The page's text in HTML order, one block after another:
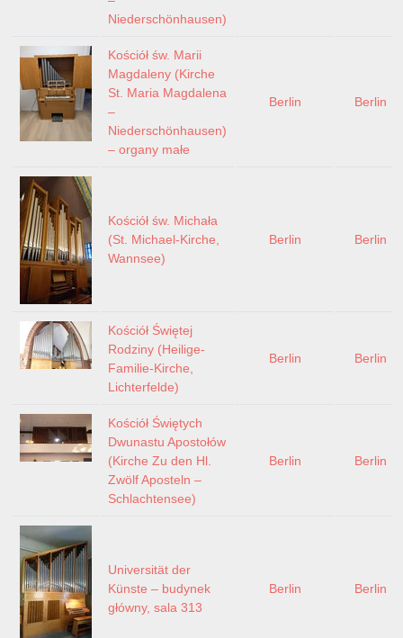
Niederschönhausen)
Kościół św. Marii
Magdaleny (Kirche
St. Maria Magdalena
–
Niederschönhausen)
– organy małe
Berlin Berlin
Kościół św. Michała
(St. Michael-Kirche,
Wannsee)
Berlin Berlin
Kościół Świętej
Rodziny (Heilige-
Familie-Kirche,
Lichterfelde)
Berlin Berlin
Kościół Świętych
Dwunastu Apostołów
(Kirche Zu den Hl.
Zwölf Aposteln –
Schlachtensee)
Berlin Berlin
Universität der
Künste – budynek
główny, sala 313
Berlin Berlin